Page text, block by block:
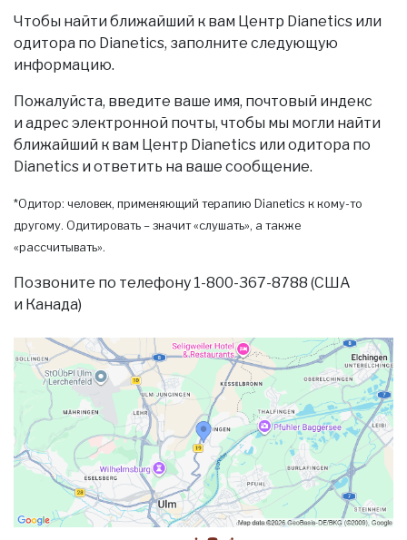
Чтобы найти ближайший к вам Центр Dianetics или
одитора по Dianetics, заполните следующую
информацию.
Пожалуйста, введите ваше имя, почтовый индекс
и адрес электронной почты, чтобы мы могли найти
ближайший к вам Центр Dianetics или одитора по
Dianetics и ответить на ваше сообщение.
*Одитор: человек, применяющий терапию Dianetics к кому-то
другому. Одитировать – значит «слушать», а также
«рассчитывать».
Позвоните по телефону 1-800-367-8788 (США
и Канада)